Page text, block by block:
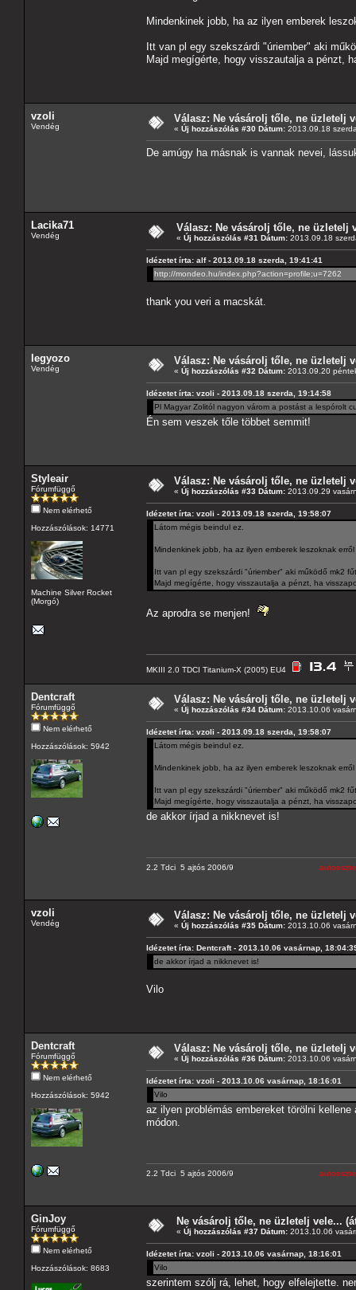
Mindenkinek jobb, ha az ilyen emberek
Itt van pl egy szekszárdi "úriember" aki
Majd megígérte, hogy visszautalja a pénzt,
vzoli
Vendég
Válasz: Ne vásárolj tőle, ne üzletelj
« Új hozzászólás #30 Dátum: 2013.09.18
De amúgy ha másnak is vannak nevei,
Lacika71
Vendég
Válasz: Ne vásárolj tőle, ne üzletelj
« Új hozzászólás #31 Dátum: 2013.09.18
Idézetet írta: alf - 2013.09.18 szerda, 19:41:41
http://mondeo.hu/index.php?action=profile;u=7262
thank you veri a macskát.
legyozo
Vendég
Válasz: Ne vásárolj tőle, ne üzletelj
« Új hozzászólás #32 Dátum: 2013.09.20
Idézetet írta: vzoli - 2013.09.18 szerda, 19:14:58
Pl Magyar Zolitól nagyon várom a postást a lespórolt
Én sem veszek tőle többet semmit!
Styleair
Fórumfüggő
Nem elérhető
Hozzászólások: 14771
Machine Silver Rocket
(Morgó)
Válasz: Ne vásárolj tőle, ne üzletelj
« Új hozzászólás #33 Dátum: 2013.09.29
Idézetet írta: vzoli - 2013.09.18 szerda, 19:58:07
Látom mégis beindul ez.
Mindenkinek jobb, ha az ilyen emberek leszoknak
Itt van pl egy szekszárdi "úriember" aki működő mk2
Majd megígérte, hogy visszautalja a pénzt, ha
Az aprodra se menjen!
MKIII 2.0 TDCI Titanium-X (2005) EU4
Dentcraft
Fórumfüggő
Nem elérhető
Hozzászólások: 5942
Válasz: Ne vásárolj tőle, ne üzletelj
« Új hozzászólás #34 Dátum: 2013.10.06
Idézetet írta: vzoli - 2013.09.18 szerda, 19:58:07
Látom mégis beindul ez.
Mindenkinek jobb, ha az ilyen emberek leszoknak
Itt van pl egy szekszárdi "úriember" aki működő mk2
Majd megígérte, hogy visszautalja a pénzt, ha
de akkor írjad a nikknevet is!
2.2 Tdci 5 ajtós 2006/9
vzoli
Vendég
Válasz: Ne vásárolj tőle, ne üzletelj
« Új hozzászólás #35 Dátum: 2013.10.06
Idézetet írta: Dentcraft - 2013.10.06 vasárnap,
de akkor írjad a nikknevet is!
Vilo
Dentcraft
Fórumfüggő
Nem elérhető
Hozzászólások: 5942
Válasz: Ne vásárolj tőle, ne üzletelj
« Új hozzászólás #36 Dátum: 2013.10.06
Idézetet írta: vzoli - 2013.10.06 vasárnap, 18:16:01
Vilo
az ilyen problémás embereket törölni
módon.
2.2 Tdci 5 ajtós 2006/9
GinJoy
Fórumfüggő
Nem elérhető
Hozzászólások: 8683
Ne vásárolj tőle, ne üzletelj vele...
« Új hozzászólás #37 Dátum: 2013.10.06
Idézetet írta: vzoli - 2013.10.06 vasárnap, 18:16:01
Vilo
szerintem szólj rá, lehet, hogy elfelejtette.